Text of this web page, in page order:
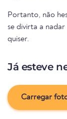
Portanto, não
se divirta a nadar
quiser.
Já esteve
Carregar